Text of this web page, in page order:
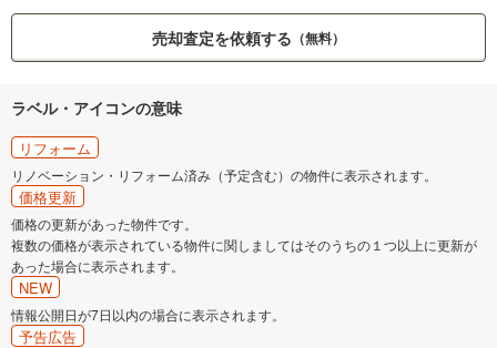
売却査定を依頼する （無料）
ラベル・アイコンの意味
リフォーム
リノベーション・リフォーム済み（予定含む）の物件に表示されます。
価格更新
価格の更新があった物件です。
複数の価格が表示されている物件に関しましてはそのうちの１つ以上に更新が
あった場合に表示されます。
NEW
情報公開日が7日以内の場合に表示されます。
予告広告